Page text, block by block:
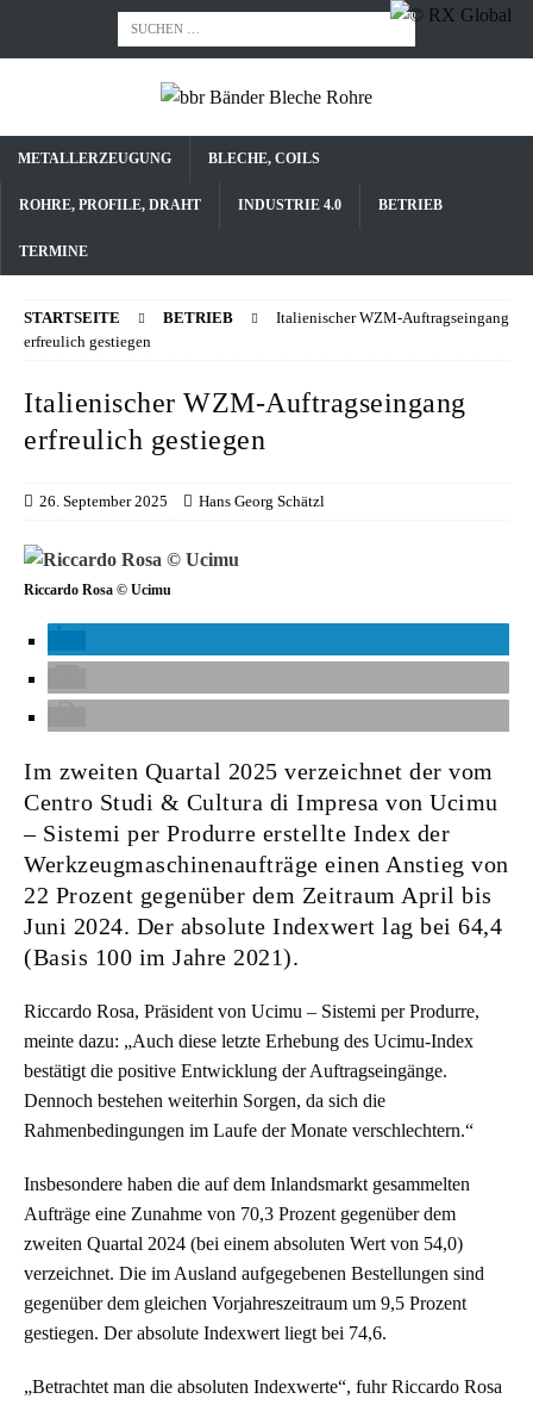
METALLERZEUGUNG BLECHE, COILS
ROHRE, PROFILE, DRAHT INDUSTRIE 4.0 BETRIEB
TERMINE
STARTSEITE BETRIEB
Italienischer WZM-Auftragseingang
erfreulich gestiegen
Italienischer WZM-Auftragseingang
erfreulich gestiegen
26. September 2025 Hans Georg Schätzl
Riccardo Rosa © Ucimu
Im zweiten Quartal 2025 verzeichnet der vom
Centro Studi & Cultura di Impresa von Ucimu
– Sistemi per Produrre erstellte Index der
Werkzeugmaschinenaufträge einen Anstieg von
22 Prozent gegenüber dem Zeitraum April bis
Juni 2024. Der absolute Indexwert lag bei 64,4
(Basis 100 im Jahre 2021).
Riccardo Rosa, Präsident von Ucimu – Sistemi per Produrre,
meinte dazu: „Auch diese letzte Erhebung des Ucimu-Index
bestätigt die positive Entwicklung der Auftragseingänge.
Dennoch bestehen weiterhin Sorgen, da sich die
Rahmenbedingungen im Laufe der Monate verschlechtern.“
Insbesondere haben die auf dem Inlandsmarkt gesammelten
Aufträge eine Zunahme von 70,3 Prozent gegenüber dem
zweiten Quartal 2024 (bei einem absoluten Wert von 54,0)
verzeichnet. Die im Ausland aufgegebenen Bestellungen sind
gegenüber dem gleichen Vorjahreszeitraum um 9,5 Prozent
gestiegen. Der absolute Indexwert liegt bei 74,6.
„Betrachtet man die absoluten Indexwerte“, fuhr Riccardo Rosa